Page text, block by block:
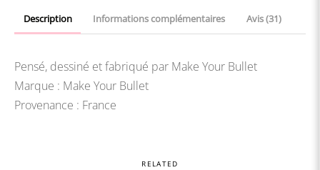
Description Informations complémentaires Avis (31)
Pensé, dessiné et fabriqué par Make Your Bullet
Marque : Make Your Bullet
Provenance : France
RELATED